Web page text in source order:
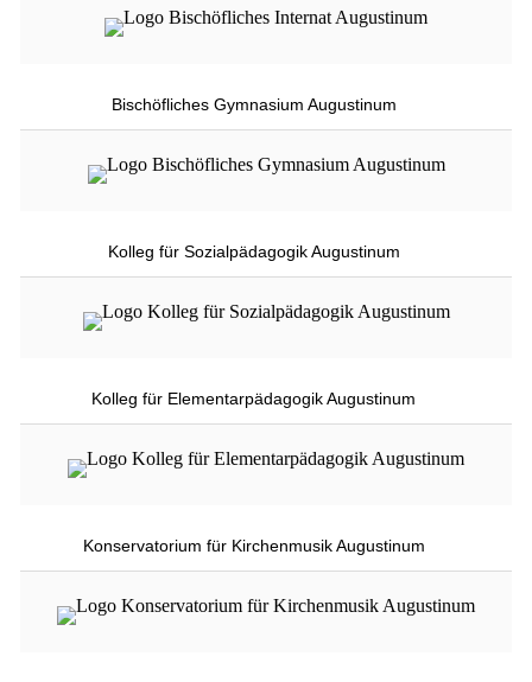
Bischöfliches Gymnasium Augustinum
Kolleg für Sozialpädagogik Augustinum
Kolleg für Elementarpädagogik Augustinum
Konservatorium für Kirchenmusik Augustinum